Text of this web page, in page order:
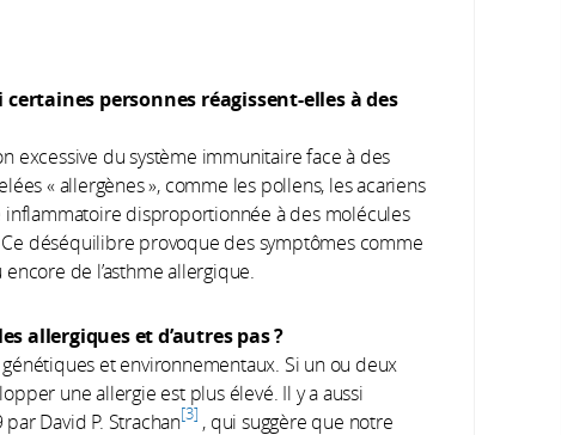
certaines personnes réagissent-elles à des
excessive du système immunitaire face à des
« allergènes », comme les pollens, les acariens
inflammatoire disproportionnée à des molécules
déséquilibre provoque des symptômes comme
de l’asthme allergique.
allergiques et d’autres pas ?
et environnementaux. Si un ou deux
une allergie est plus élevé. Il y a aussi
David P. Strachan 3 , qui suggère que notre